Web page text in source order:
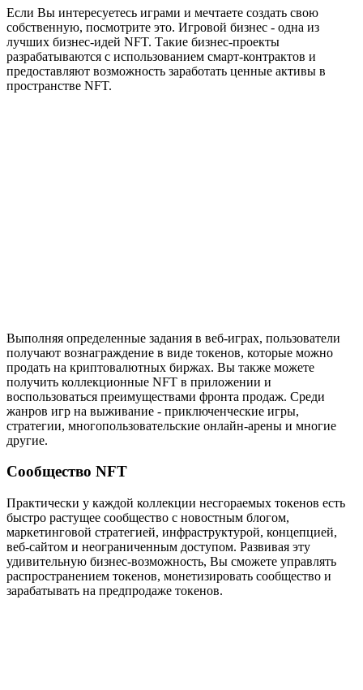
Если Вы интересуетесь играми и мечтаете создать свою
собственную, посмотрите это. Игровой бизнес - одна из
лучших бизнес-идей NFT. Такие бизнес-проекты
разрабатываются с использованием смарт-контрактов и
предоставляют возможность заработать ценные активы в
пространстве NFT.
Выполняя определенные задания в веб-играх, пользователи
получают вознаграждение в виде токенов, которые можно
продать на криптовалютных биржах. Вы также можете
получить коллекционные NFT в приложении и
воспользоваться преимуществами фронта продаж. Среди
жанров игр на выживание - приключенческие игры,
стратегии, многопользовательские онлайн-арены и многие
другие.
Сообщество NFT
Практически у каждой коллекции несгораемых токенов есть
быстро растущее сообщество с новостным блогом,
маркетинговой стратегией, инфраструктурой, концепцией,
веб-сайтом и неограниченным доступом. Развивая эту
удивительную бизнес-возможность, Вы сможете управлять
распространением токенов, монетизировать сообщество и
зарабатывать на предпродаже токенов.